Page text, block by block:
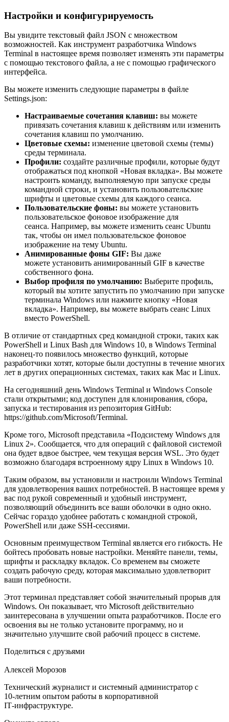
Настройки и конфигурируемость
Вы увидите текcтовый файл JSON с множеством
возможностей. Как инструмент разработчика Windows
Terminal в настоящее время позволяет изменять эти параметры
с помощью текстового файла, а не с помощью графического
интерфейса.
Вы можете изменить следующие параметры в файле
Settings.json:
Настраиваемые сочетания клавиш: вы можете
привязать сочетания клавиш к действиям или изменить
сочетания клавиш по умолчанию.
Цветовые схемы: изменение цветовой схемы (темы)
среды терминала.
Профили: создайте различные профили, которые будут
отображаться под кнопкой «Новая вкладка». Вы можете
настроить команду, выполняемую при запуске среды
командной строки, и установить пользовательские
шрифты и цветовые схемы для каждого сеанса.
Пользовательские фоны: вы можете установить
пользовательское фоновое изображение для
сеанса. Например, вы можете изменить сеанс Ubuntu
так, чтобы он имел пользовательское фоновое
изображение на тему Ubuntu.
Анимированные фоны GIF: Вы даже
можете установить анимированный GIF в качестве
собственного фона.
Выбор профиля по умолчанию: Выберите профиль,
который вы хотите запустить по умолчанию при запуске
терминала Windows или нажмите кнопку «Новая
вкладка». Например, вы можете выбрать сеанс Linux
вместо PowerShell.
В отличие от стандартных сред командной строки, таких как
PowerShell и Linux Bash для Windows 10, в Windows Terminal
наконец-то появилось множество функций, которые
разработчики хотят, которые были доступны в течение многих
лет в других операционных системах, таких как Mac и Linux.
На сегодняшний день Windows Terminal и Windows Console
стали открытыми; код доступен для клонирования, сбора,
запуска и тестирования из репозитория GitHub:
https://github.com/Microsoft/Terminal.
Кроме того, Microsoft представила «Подсистему Windows для
Linux 2». Сообщается, что для операций с файловой системой
она будет вдвое быстрее, чем текущая версия WSL. Это будет
возможно благодаря встроенному ядру Linux в Windows 10.
Таким образом, вы установили и настроили Windows Terminal
для удовлетворения ваших потребностей. В настоящее время у
вас под рукой современный и удобный инструмент,
позволяющий объединить все ваши оболочки в одно окно.
Сейчас гораздо удобнее работать с командной строкой,
PowerShell или даже SSH-сессиями.
Основным преимуществом Terminal является его гибкость. Не
бойтесь пробовать новые настройки. Меняйте панели, темы,
шрифты и раскладку вкладок. Со временем вы сможете
создать рабочую среду, которая максимально удовлетворит
ваши потребности.
Этот терминал представляет собой значительный прорыв для
Windows. Он показывает, что Microsoft действительно
заинтересована в улучшении опыта разработчиков. После его
освоения вы не только установите программу, но и
значительно улучшите свой рабочий процесс в системе.
Поделиться с друзьями
Алексей Морозов
Технический журналист и системный администратор с
10‑летним опытом работы в корпоративной
IT‑инфраструктуре.